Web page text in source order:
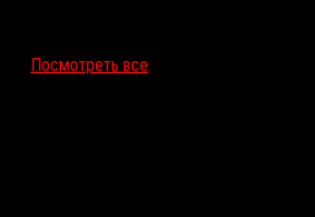
Посмотреть все